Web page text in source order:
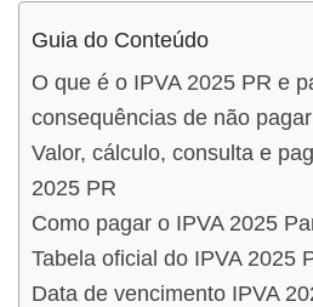
Guia do Conteúdo
O que é o IPVA 2025 PR e
consequências de não
Valor, cálculo, consulta e
2025 PR
Como pagar o IPVA 2025
Tabela oficial do IPVA 2025
Data de vencimento IPVA